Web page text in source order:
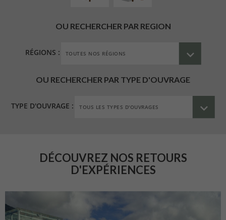
OU RECHERCHER PAR REGION
RÉGIONS :
OU RECHERCHER PAR TYPE D'OUVRAGE
TYPE D'OUVRAGE :
DÉCOUVREZ NOS RETOURS
D'EXPÉRIENCES